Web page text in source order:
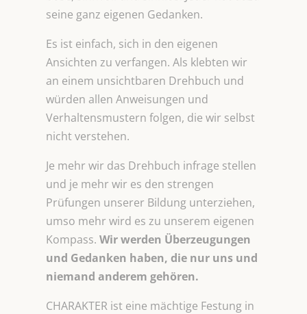
seine ganz eigenen Gedanken.
Es ist einfach, sich in den eigenen
Ansichten zu verfangen. Als klebten wir
an einem unsichtbaren Drehbuch und
würden allen Anweisungen und
Verhaltensmustern folgen, die wir selbst
nicht verstehen.
Je mehr wir das Drehbuch infrage stellen
und je mehr wir es den strengen
Prüfungen unserer Bildung unterziehen,
umso mehr wird es zu unserem eigenen
Kompass.Wir werden Überzeugungen
und Gedanken haben, die nur uns und
niemand anderem gehören.
CHARAKTER ist eine mächtige Festung in